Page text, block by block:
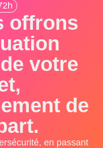
offrons
votre
de
en passant